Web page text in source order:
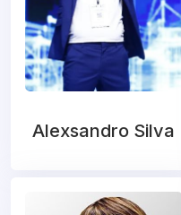
Alexsandro Silva